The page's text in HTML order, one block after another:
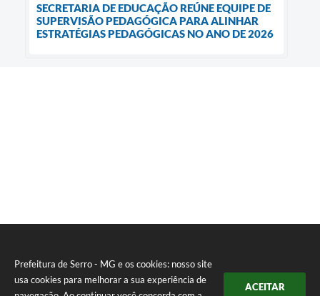
Prefeitura de Serro - MG e os cookies: nosso site
usa cookies para melhorar a sua experiência de
ACEITAR
SECRETARIA DE EDUCAÇÃO REÚNE EQUIPE DE
SUPERVISÃO PEDAGÓGICA PARA ALINHAR
ESTRATÉGIAS PEDAGÓGICAS NO ANO DE 2026